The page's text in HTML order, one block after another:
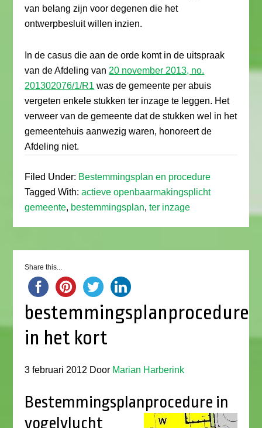
van belang zijn voor degenen die het
ontwerpbesluit willen inzien.
In de casus die aan de orde komt in de uitspraak
van de Afdeling van 20 november 2013, no.
201302076/1/R1 was de gemeente per abuis
vergeten enkele stukken ter inzage te leggen. Het
verweer van de gemeente dat de stukken wel in het
gemeentehuis aanwezig waren, honoreert de
Afdeling niet.
Filed Under: Bestemmingsplan en procedure
Tagged With:actieve openbaarmakingsplicht
gemeente, bestemmingsplan,ter inzage
Share this...
bestemmingsplanprocedure
in het kort
3 februari 2012 Door Marian Harberink
Bestemmingsplanprocedure in
vogelvlucht